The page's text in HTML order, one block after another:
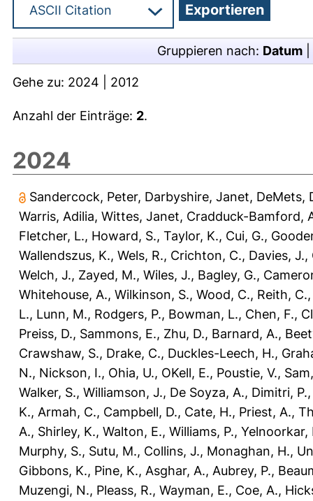
Gruppieren nach: Datum
Gehe zu: 2024 2012
Anzahl der Einträge: 2.
2024
Sandercock, Peter, Darbyshire, Janet, DeMets,
Warris, Adilia, Wittes, Janet, Cradduck-Bamford,
Fletcher, L., Howard, S., Taylor, K., Cui, G.,
Wallendszus, K., Wels, R., Crichton, C., Davies, J.,
Welch, J., Zayed, M., Wiles, J., Bagley, G.,
Whitehouse, A., Wilkinson, S., Wood, C., Reith, C.
L., Lunn, M., Rodgers, P., Bowman, L., Chen, F.,
Preiss, D., Sammons, E., Zhu, D., Barnard, A.,
Crawshaw, S., Drake, C., Duckles-Leech, H.,
N., Nickson, I., Ohia, U., OKell, E., Poustie, V.,
Walker, S., Williamson, J., De Soyza, A., Dimitri, P.
K., Armah, C., Campbell, D., Cate, H., Priest, A.,
A., Shirley, K., Walton, E., Williams, P., Yelnoorkar,
Murphy, S., Sutu, M., Collins, J., Monaghan, H.,
Gibbons, K., Pine, K., Asghar, A., Aubrey, P.,
Muzengi, N., Pleass, R., Wayman, E., Coe, A.,